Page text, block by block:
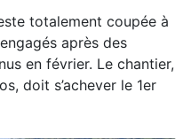
totalement coupée à
après des
en février. Le chantier,
doit s’achever le 1er